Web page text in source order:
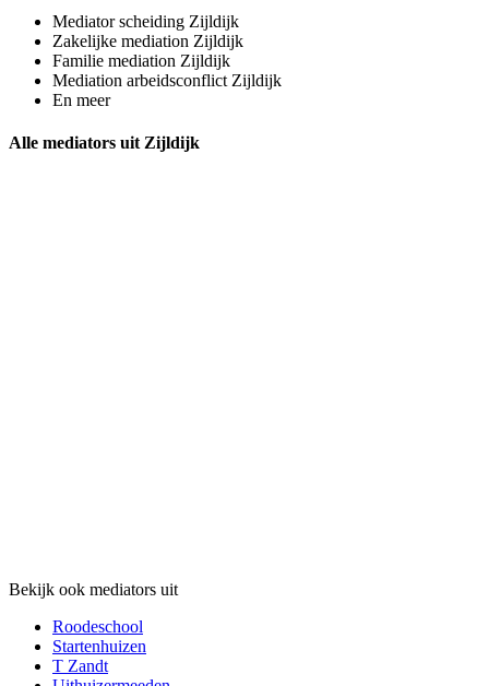
Mediator scheiding Zijldijk
Zakelijke mediation Zijldijk
Familie mediation Zijldijk
Mediation arbeidsconflict Zijldijk
En meer
Alle mediators uit Zijldijk
Bekijk ook mediators uit
Roodeschool
Startenhuizen
T Zandt